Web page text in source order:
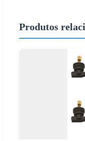
Produtos